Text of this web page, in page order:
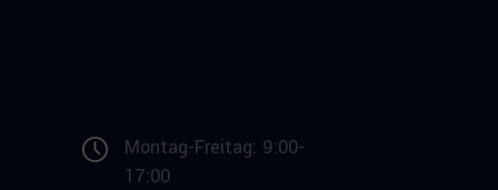
Montag-Freitag: 9:00-
17:00